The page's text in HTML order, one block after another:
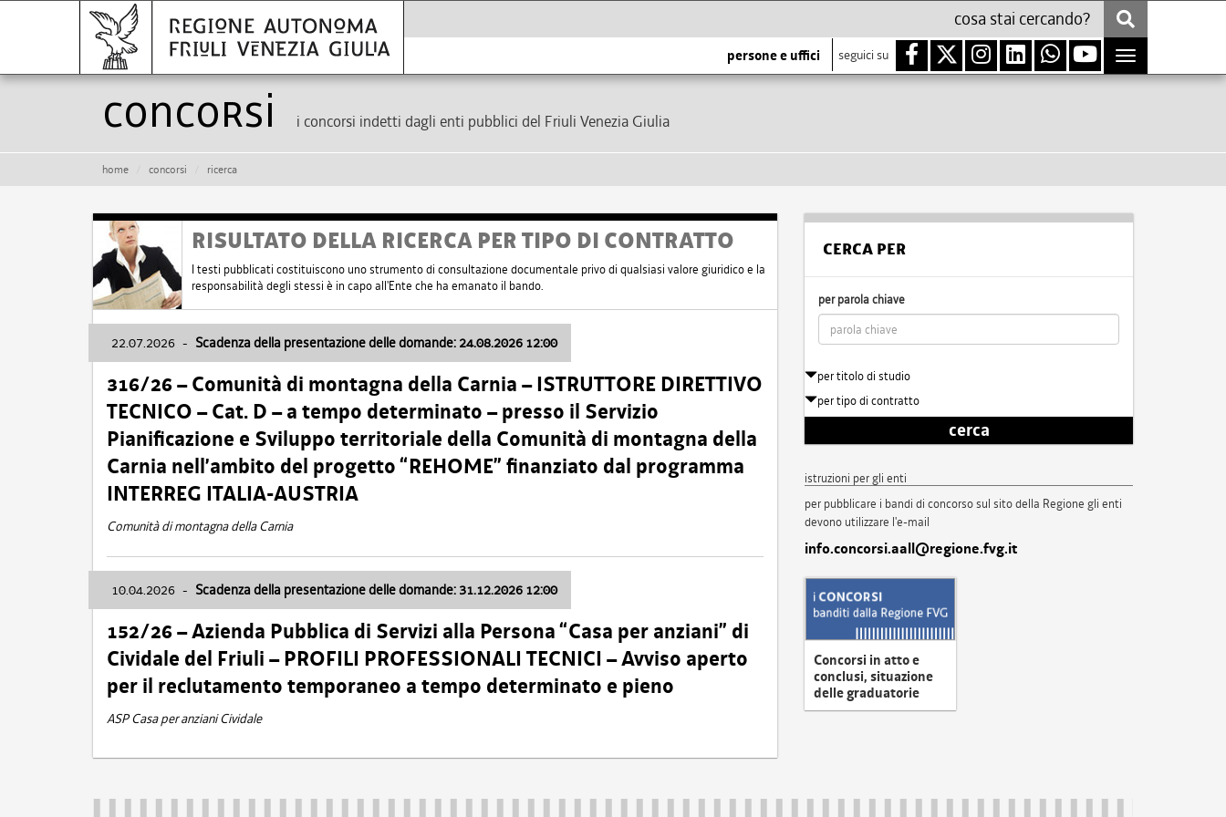
persone e uffici seguici su
Toggle
navigation
Concorsi i concorsi indetti dagli enti pubblici del Friuli Venezia Giulia
home concorsi ricerca
RISULTATO DELLA RICERCA PER TIPO DI CONTRATTO
I testi pubblicati costituiscono uno strumento di consultazione documentale privo di qualsiasi valore giuridico e la
responsabilità degli stessi è in capo all'Ente che ha emanato il bando.
22.07.2026 - Scadenza della presentazione delle domande: 24.08.2026 12:00
316/26 – Comunità di montagna della Carnia – ISTRUTTORE DIRETTIVO
TECNICO – Cat. D – a tempo determinato – presso il Servizio
Pianificazione e Sviluppo territoriale della Comunità di montagna della
Carnia nell’ambito del progetto “REHOME” finanziato dal programma
INTERREG ITALIA-AUSTRIA
Comunità di montagna della Carnia
10.04.2026 - Scadenza della presentazione delle domande: 31.12.2026 12:00
152/26 – Azienda Pubblica di Servizi alla Persona “Casa per anziani” di
Cividale del Friuli – PROFILI PROFESSIONALI TECNICI – Avviso aperto
per il reclutamento temporaneo a tempo determinato e pieno
ASP Casa per anziani Cividale
CERCA PER
per parola chiave
per titolo di studio
per tipo di contratto
cerca
istruzioni per gli enti
per pubblicare i bandi di concorso sul sito della Regione gli enti
devono utilizzare l'e-mail
info.concorsi.aall@regione.fvg.it
Concorsi in atto e
conclusi, situazione
delle graduatorie